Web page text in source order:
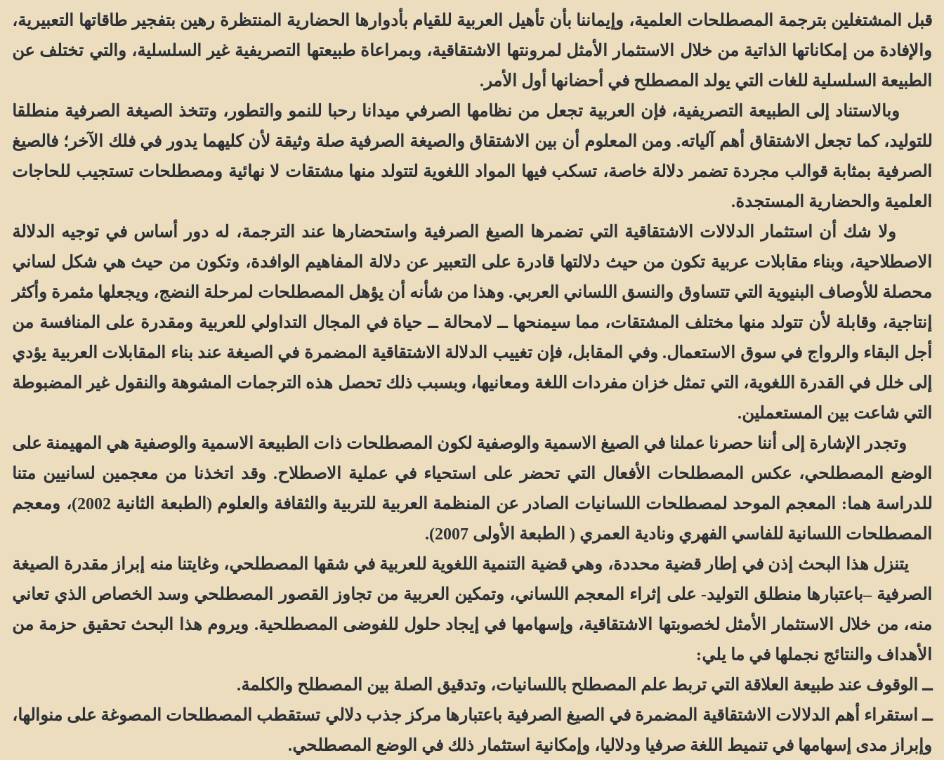
قبل المشتغلين بترجمة المصطلحات العلمية، وإيماننا بأن تأهيل العربية للقيام بأدوارها الحضارية المنتظرة رهين بتفجير طاقاتها التعبيرية،
والإفادة من إمكاناتها الذاتية من خلال الاستثمار الأمثل لمرونتها الاشتقاقية، وبمراعاة طبيعتها التصريفية غير السلسلية، والتي تختلف عن
الطبيعة السلسلية للغات التي يولد المصطلح في أحضانها أول الأمر.
وبالاستناد إلى الطبيعة التصريفية، فإن العربية تجعل من نظامها الصرفي ميدانا رحبا للنمو والتطور، وتتخذ الصيغة الصرفية منطلقا
للتوليد، كما تجعل الاشتقاق أهم آلياته. ومن المعلوم أن بين الاشتقاق والصيغة الصرفية صلة وثيقة لأن كليهما يدور في فلك الآخر؛ فالصيغ
الصرفية بمثابة قوالب مجردة تضمر دلالة خاصة، تسكب فيها المواد اللغوية لتتولد منها مشتقات لا نهائية ومصطلحات تستجيب للحاجات
العلمية والحضارية المستجدة.
ولا شك أن استثمار الدلالات الاشتقاقية التي تضمرها الصيغ الصرفية واستحضارها عند الترجمة، له دور أساس في توجيه الدلالة
الاصطلاحية، وبناء مقابلات عربية تكون من حيث دلالتها قادرة على التعبير عن دلالة المفاهيم الوافدة، وتكون من حيث هي شكل لساني
محصلة للأوصاف البنيوية التي تتساوق والنسق اللساني العربي. وهذا من شأنه أن يؤهل المصطلحات لمرحلة النضج، ويجعلها مثمرة وأكثر
إنتاجية، وقابلة لأن تتولد منها مختلف المشتقات، مما سيمنحها ــ لامحالة ــ حياة في المجال التداولي للعربية ومقدرة على المنافسة من
أجل البقاء والرواج في سوق الاستعمال. وفي المقابل، فإن تغييب الدلالة الاشتقاقية المضمرة في الصيغة عند بناء المقابلات العربية يؤدي
إلى خلل في القدرة اللغوية، التي تمثل خزان مفردات اللغة ومعانيها، وبسبب ذلك تحصل هذه الترجمات المشوهة والنقول غير المضبوطة
التي شاعت بين المستعملين.
وتجدر الإشارة إلى أننا حصرنا عملنا في الصيغ الاسمية والوصفية لكون المصطلحات ذات الطبيعة الاسمية والوصفية هي المهيمنة على
الوضع المصطلحي، عكس المصطلحات الأفعال التي تحضر على استحياء في عملية الاصطلاح. وقد اتخذنا من معجمين لسانيين متنا
للدراسة هما: المعجم الموحد لمصطلحات اللسانيات الصادر عن المنظمة العربية للتربية والثقافة والعلوم (الطبعة الثانية 2002)، ومعجم
المصطلحات اللسانية للفاسي الفهري ونادية العمري ( الطبعة الأولى 2007).
يتنزل هذا البحث إذن في إطار قضية محددة، وهيقضية التنمية اللغوية للعربية في شقها المصطلحي، وغايتنا منه إبراز مقدرة الصيغة
الصرفية –باعتبارها منطلق التوليد- على إثراء المعجم اللساني، وتمكين العربية من تجاوز القصور المصطلحي وسد الخصاص الذي تعاني
منه، من خلال الاستثمار الأمثل لخصوبتها الاشتقاقية، وإسهامها في إيجاد حلول للفوضى المصطلحية. ويروم هذا البحث تحقيق حزمة من
الأهداف والنتائج نجملها في ما يلي:
ــ الوقوف عند طبيعة العلاقة التي تربط علم المصطلح باللسانيات، وتدقيق الصلة بين المصطلح والكلمة.
ــ استقراء أهم الدلالات الاشتقاقية المضمرة في الصيغ الصرفية باعتبارها مركز جذب دلالي تستقطب المصطلحات المصوغة على منوالها،
وإبراز مدى إسهامها في تنميط اللغة صرفيا ودلاليا، وإمكانية استثمار ذلك في الوضع المصطلحي.